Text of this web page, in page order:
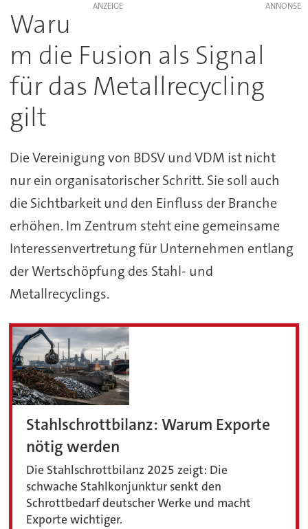
ANZEIGE
Waru
m die Fusion als Signal
für das Metallrecycling
gilt
Die Vereinigung von BDSV und VDM ist nicht
nur ein organisatorischer Schritt. Sie soll auch
die Sichtbarkeit und den Einfluss der Branche
erhöhen. Im Zentrum steht eine gemeinsame
Interessenvertretung für Unternehmen entlang
der Wertschöpfung des Stahl- und
Metallrecyclings.
Stahlschrottbilanz: Warum Exporte
nötig werden
Die Stahlschrottbilanz 2025 zeigt: Die
schwache Stahlkonjunktur senkt den
Schrottbedarf deutscher Werke und macht
Exporte wichtiger.